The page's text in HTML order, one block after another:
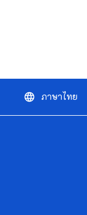
language ภาษาไทย